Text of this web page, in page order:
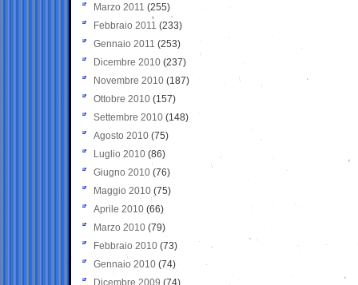
Marzo 2011 (255)
Febbraio 2011 (233)
Gennaio 2011 (253)
Dicembre 2010 (237)
Novembre 2010 (187)
Ottobre 2010 (157)
Settembre 2010 (148)
Agosto 2010 (75)
Luglio 2010 (86)
Giugno 2010 (76)
Maggio 2010 (75)
Aprile 2010 (66)
Marzo 2010 (79)
Febbraio 2010 (73)
Gennaio 2010 (74)
Dicembre 2009 (74)